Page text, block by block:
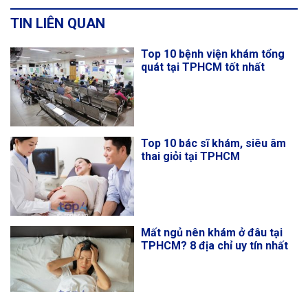
TIN LIÊN QUAN
Top 10 bệnh viện khám tổng
quát tại TPHCM tốt nhất
Top 10 bác sĩ khám, siêu âm
thai giỏi tại TPHCM
Mất ngủ nên khám ở đâu tại
TPHCM? 8 địa chỉ uy tín nhất